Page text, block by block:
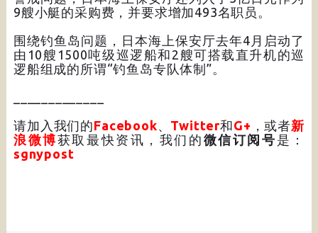
9艘小艇的采购费，并要求增加493名职员。
围绕钓鱼岛问题，日本海上保安厅去年4月启动了
由10艘1500吨级巡逻船和2艘可搭载直升机的巡
逻船组成的所谓“钓鱼岛专队体制”。
请加入我们的Facebook、 Twitter和G+ ，或者新
浪微博获取最快资讯，我们的 微信订阅号 是：
sgnypost